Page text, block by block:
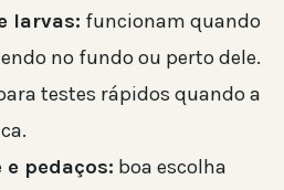
larvas: funcionam quando
no fundo ou perto dele.
testes rápidos quando a
e pedaços: boa escolha